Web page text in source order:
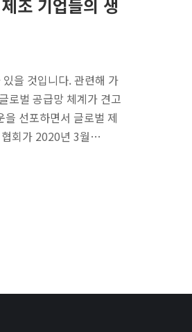
조 기업들의 생
을 것입니다. 관련해 가
로벌 공급망 체계가 견고
선포하면서 글로벌 제
협회가 2020년 3월…